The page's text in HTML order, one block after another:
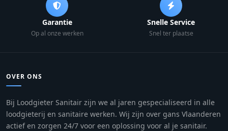
Garantie
Op al onze werken
Snelle Service
Snel ter plaatse
OVER ONS
Bij Loodgieter Sanitair zijn we al jaren gespecialiseerd in alle
loodgieterij en sanitaire werken. Wij zijn over gans Vlaanderen
actief en zorgen 24/7 voor een oplossing voor al je sanitair.